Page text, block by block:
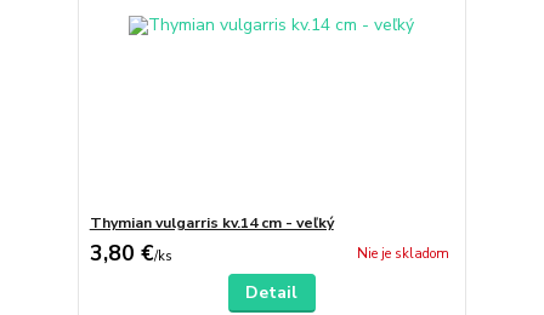
Thymian vulgarris kv.14 cm - veľký
3,80 €/ks Nie je skladom
Detail